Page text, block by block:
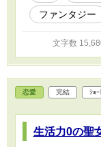
ファンタジー
文字数
恋愛 完結 ｼｮｰ
生活力0の聖